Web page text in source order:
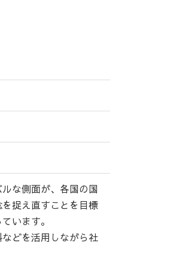
な側面が、各国の国
捉え直すことを目標
います。
どを活用しながら社